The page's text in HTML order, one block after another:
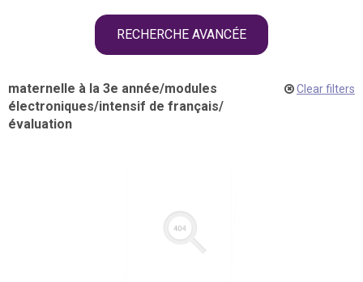
RECHERCHE AVANCÉE
maternelle à la 3e année/modules
électroniques/intensif de français/
évaluation
Clear filters